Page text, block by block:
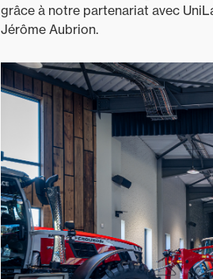
grâce à notre partenariat avec
Jérôme Aubrion.